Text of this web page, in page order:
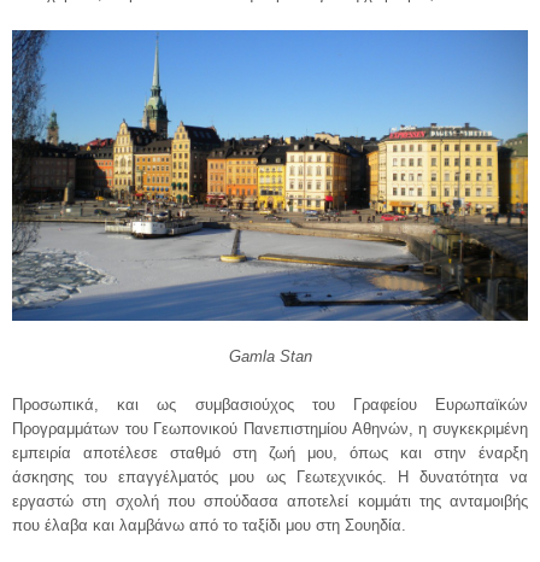
Gamla Stan
Προσωπικά, και ως συμβασιούχος του Γραφείου Ευρωπαϊκών
Προγραμμάτων του Γεωπονικού Πανεπιστημίου Αθηνών, η συγκεκριμένη
εμπειρία αποτέλεσε σταθμό στη ζωή μου, όπως και στην έναρξη
άσκησης του επαγγέλματός μου ως Γεωτεχνικός. Η δυνατότητα να
εργαστώ στη σχολή που σπούδασα αποτελεί κομμάτι της ανταμοιβής
που έλαβα και λαμβάνω από το ταξίδι μου στη Σουηδία.